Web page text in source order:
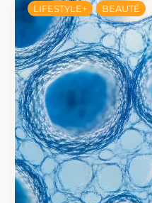
LIFESTYLE+ BEAUTÉ